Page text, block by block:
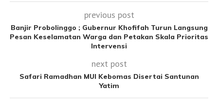
previous post
Banjir Probolinggo ; Gubernur Khofifah Turun Langsung
Pesan Keselamatan Warga dan Petakan Skala Prioritas
Intervensi
next post
Safari Ramadhan MUI Kebomas Disertai Santunan
Yatim